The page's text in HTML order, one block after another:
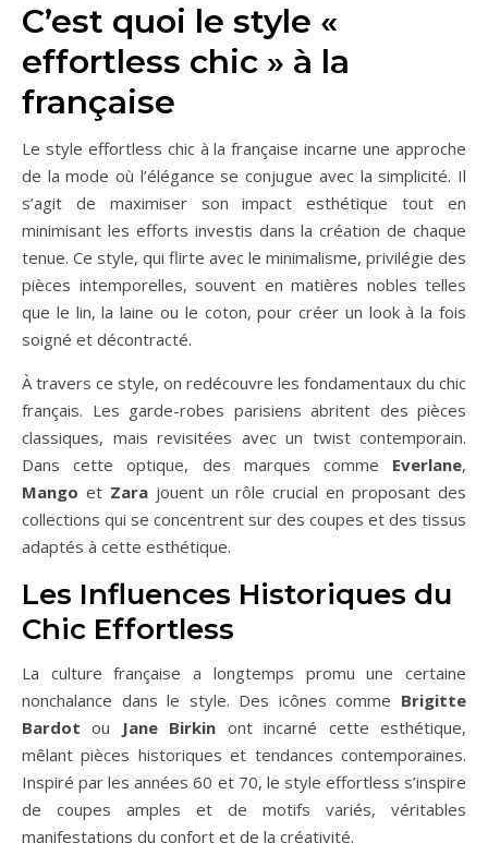
C’est quoi le style «
effortless chic » à la
française
Le style effortless chic à la française incarne une approche
de la mode où l’élégance se conjugue avec la simplicité. Il
s’agit de maximiser son impact esthétique tout en
minimisant les efforts investis dans la création de chaque
tenue. Ce style, qui flirte avec le minimalisme, privilégie des
pièces intemporelles, souvent en matières nobles telles
que le lin, la laine ou le coton, pour créer un look à la fois
soigné et décontracté.
À travers ce style, on redécouvre les fondamentaux du chic
français. Les garde-robes parisiens abritent des pièces
classiques, mais revisitées avec un twist contemporain.
Dans cette optique, des marques comme Everlane,
Mango et Zarajouent un rôle crucial en proposant des
collections qui se concentrent sur des coupes et des tissus
adaptés à cette esthétique.
Les Influences Historiques du
Chic Effortless
La culture française a longtemps promu une certaine
nonchalance dans le style. Des icônes comme Brigitte
Bardot ou Jane Birkin ont incarné cette esthétique,
mêlant pièces historiques et tendances contemporaines.
Inspiré par les années 60 et 70, le style effortless s’inspire
de coupes amples et de motifs variés, véritables
manifestations du confort et de la créativité.